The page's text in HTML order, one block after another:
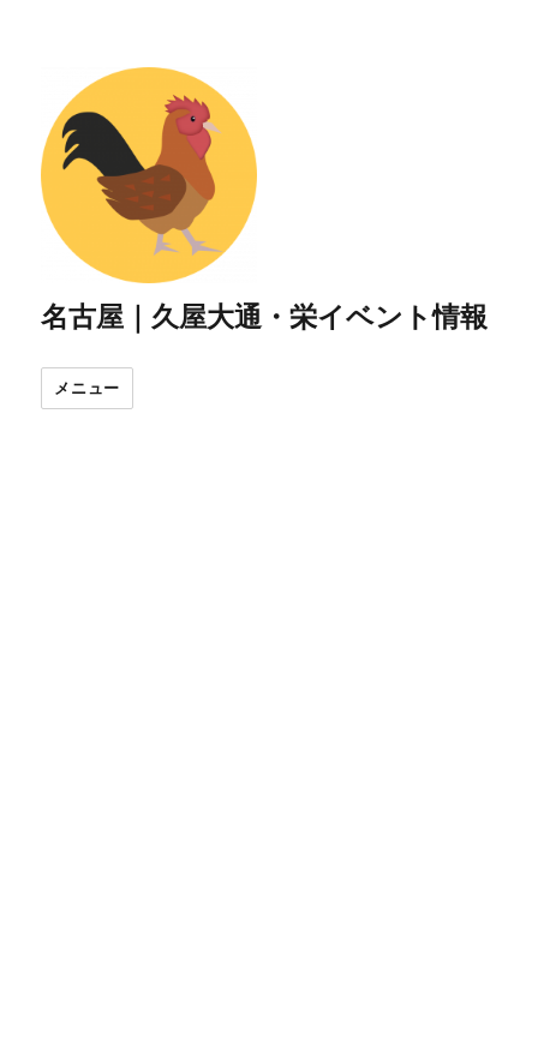
名古屋｜久屋大通・栄イベント情報
メニュー